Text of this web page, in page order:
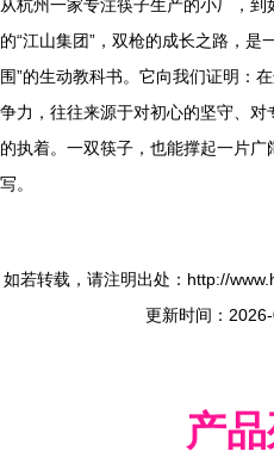
从杭州一家专注筷子生产的小厂，
的“江山集团”，双枪的成长之路，是
围”的生动教科书。它向我们证明：
争力，往往来源于对初心的坚守、对
的执着。一双筷子，也能撑起一片
写。
如若转载，请注明出处：http://
更新时间：
产